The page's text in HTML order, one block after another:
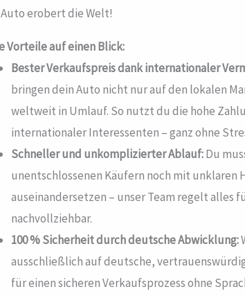
erobert die Welt!
Vorteile auf einen Blick:
Bester Verkaufspreis dank internationaler
bringen dein Auto nicht nur auf den lokalen
weltweit in Umlauf. So nutzt du die hohe
internationaler Interessenten – ganz ohne
Schneller und unkomplizierter Ablauf:Du
unentschlossenen Käufern noch mit unklaren
auseinandersetzen – unser Team regelt alles
nachvollziehbar.
100 % Sicherheit durch deutsche Abwicklung:
ausschließlich auf deutsche,
für einen sicheren Verkaufsprozess ohne